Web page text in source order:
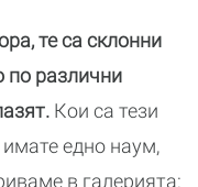
те са склонни
по различни
Кои са тези
едно наум,
в галерията: